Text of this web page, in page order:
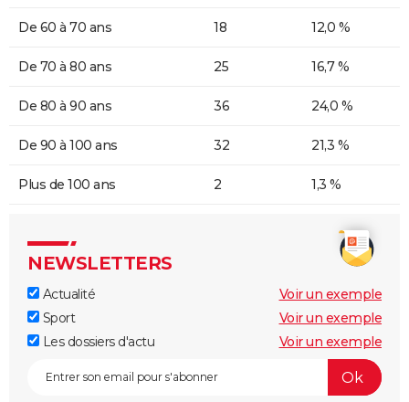
De 60 à 70 ans 18 12,0 %
De 70 à 80 ans 25 16,7 %
De 80 à 90 ans 36 24,0 %
De 90 à 100 ans 32 21,3 %
Plus de 100 ans 2 1,3 %
NEWSLETTERS
Actualité
Voir un exemple
Sport
Voir un exemple
Les dossiers d'actu
Voir un exemple